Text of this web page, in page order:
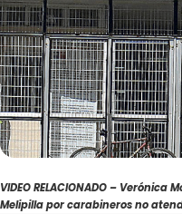
VIDEO RELACIONADO –
Melipilla por carabineros no